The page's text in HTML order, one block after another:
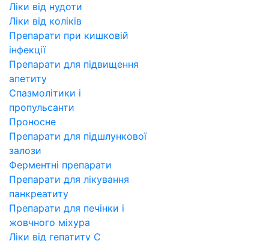
Ліки від нудоти
Ліки від коліків
Препарати при кишковій
інфекції
Препарати для підвищення
апетиту
Спазмолітики і
пропульсанти
Проносне
Препарати для підшлункової
залози
Ферментні препарати
Препарати для лікування
панкреатиту
Препарати для печінки і
жовчного міхура
Ліки від гепатиту C